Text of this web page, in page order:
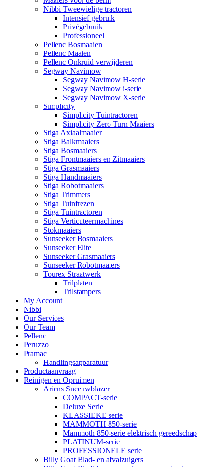
Nibbi Tweewielige tractoren
Intensief gebruik
Privégebruik
Professioneel
Pellenc Bosmaaien
Pellenc Maaien
Pellenc Onkruid verwijderen
Segway Navimow
Segway Navimow H-serie
Segway Navimow i-serie
Segway Navimow X-serie
Simplicity
Simplicity Tuintractoren
Simplicity Zero Turn Maaiers
Stiga Axiaalmaaier
Stiga Balkmaaiers
Stiga Bosmaaiers
Stiga Frontmaaiers en Zitmaaiers
Stiga Grasmaaiers
Stiga Handmaaiers
Stiga Robotmaaiers
Stiga Trimmers
Stiga Tuinfrezen
Stiga Tuintractoren
Stiga Verticuteermachines
Stokmaaiers
Sunseeker Bosmaaiers
Sunseeker Elite
Sunseeker Grasmaaiers
Sunseeker Robotmaaiers
Tourex Straatwerk
Trilplaten
Trilstampers
My Account
Nibbi
Our Services
Our Team
Pellenc
Peruzzo
Pramac
Handlingsapparatuur
Productaanvraag
Reinigen en Opruimen
Ariens Sneeuwblazer
COMPACT-serie
Deluxe Serie
KLASSIEKE serie
MAMMOTH 850-serie
Mammoth 850-serie elektrisch gereedschap
PLATINUM-serie
PROFESSIONELE serie
Billy Goat Blad- en afvalzuigers